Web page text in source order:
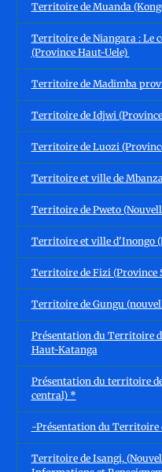
Territoire de Muanda
Territoire de Niangara : Le
(Province Haut-Uele)
Territoire de Madimba
Territoire de Idjwi
Territoire de Luozi
Territoire et ville de
Territoire de Pweto
Territoire et ville d'Inongo
Territoire de Fizi (Province
Territoire de Gungu
Présentation du Territoire
Haut-Katanga
Présentation du territoire
central) *
-Présentation du Territoire
Territoire de Isangi,